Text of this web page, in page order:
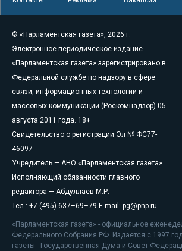
© «Парламентская газета», 2026 г.
Электронное периодическое издание
«Парламентская газета» зарегистрировано в
Федеральной службе по надзору в сфере
связи, информационных технологий и
массовых коммуникаций (Роскомнадзор) 05
августа 2011 года. 18+
Свидетельство о регистрации Эл № ФС77-
46097
Учредитель — АНО «Парламентская газета»
Исполняющий обязанности главного
редактора — Абдуллаев М.Р.
Тел.: +7 (495) 637–69–79 E-mail: pg@pnp.ru
«Парламентская газета» - официальное
Федерального Собрания РФ. Издается с 1997
газеты - Государственная Дума и Совет